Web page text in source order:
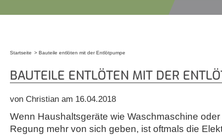
Startseite Bauteile entlöten mit der Entlötpumpe
BAUTEILE ENTLÖTEN MIT DER
von Christian am 16.04.2018
Wenn Haushaltsgeräte wie Waschmaschine
Regung mehr von sich geben, ist oftmals die